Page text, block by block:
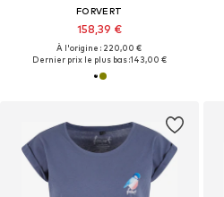
FORVERT
158,39 €
À l'origine : 220,00 €
Dernier prix le plus bas :143,00 €